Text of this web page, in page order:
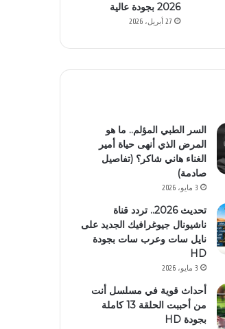
2026 بجودة عالية
27 أبريل، 2026
السر الطبي المؤلم.. ما هو
المرض الذي أنهى حياة أمير
الغناء هاني شاكر؟ (تفاصيل
صادمة)
3 مايو، 2026
تحديث 2026.. تردد قناة
ناشيونال جيوغرافيك الجديد على
نايل سات وعرب سات بجودة
HD
3 مايو، 2026
أحداث قوية في مسلسل أنت
من أحببت الحلقة 13 كاملة
بجودة HD